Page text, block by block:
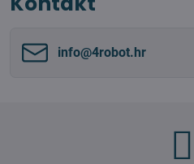
info​@4robot​.hr